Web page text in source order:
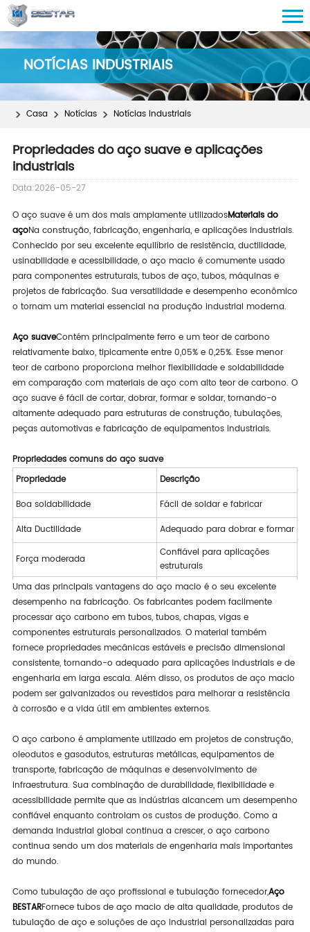
NOTÍCIAS INDUSTRIAIS
Casa Notícias Notícias Industriais
Propriedades do aço suave e aplicações
industriais
Data:2026-05-27
O aço suave é um dos mais amplamente utilizadosMateriais do
açoNa construção, fabricação, engenharia, e aplicações industriais.
Conhecido por seu excelente equilíbrio de resistência, ductilidade,
usinabilidade e acessibilidade, o aço macio é comumente usado
para componentes estruturais, tubos de aço, tubos, máquinas e
projetos de fabricação. Sua versatilidade e desempenho econômico
o tornam um material essencial na produção industrial moderna.
Aço suaveContém principalmente ferro e um teor de carbono
relativamente baixo, tipicamente entre 0,05% e 0,25%. Esse menor
teor de carbono proporciona melhor flexibilidade e soldabilidade
em comparação com materiais de aço com alto teor de carbono. O
aço suave é fácil de cortar, dobrar, formar e soldar, tornando-o
altamente adequado para estruturas de construção, tubulações,
peças automotivas e fabricação de equipamentos industriais.
Propriedades comuns do aço suave
Propriedade
Descrição
Boa soldabilidade
Fácil de soldar e fabricar
Alta Ductilidade
Adequado para dobrar e formar
Força moderada
Confiável para aplicações
estruturais
Custo-Efetivo
Solução material econômica
Usinabilidade
Fácil de processar e fabricar
Uma das principais vantagens do aço macio é o seu excelente
desempenho na fabricação. Os fabricantes podem facilmente
processar aço carbono em tubos, tubos, chapas, vigas e
componentes estruturais personalizados. O material também
fornece propriedades mecânicas estáveis e precisão dimensional
consistente, tornando-o adequado para aplicações industriais e de
engenharia em larga escala. Além disso, os produtos de aço macio
podem ser galvanizados ou revestidos para melhorar a resistência
à corrosão e a vida útil em ambientes externos.
O aço carbono é amplamente utilizado em projetos de construção,
oleodutos e gasodutos, estruturas metálicas, equipamentos de
transporte, fabricação de máquinas e desenvolvimento de
infraestrutura. Sua combinação de durabilidade, flexibilidade e
acessibilidade permite que as indústrias alcancem um desempenho
confiável enquanto controlam os custos de produção. Como a
demanda industrial global continua a crescer, o aço carbono
continua sendo um dos materiais de engenharia mais importantes
do mundo.
Como tubulação de aço profissional e tubulação fornecedor,Aço
BESTARFornece tubos de aço macio de alta qualidade, produtos de
tubulação de aço e soluções de aço industrial personalizadas para